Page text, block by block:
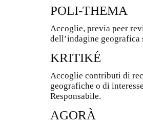
POLI-THEMA
Accoglie, previa peer
dell’indagine geografica
KRITIKÉ
Accoglie contributi di
geografiche o di
Responsabile.
AGORÀ